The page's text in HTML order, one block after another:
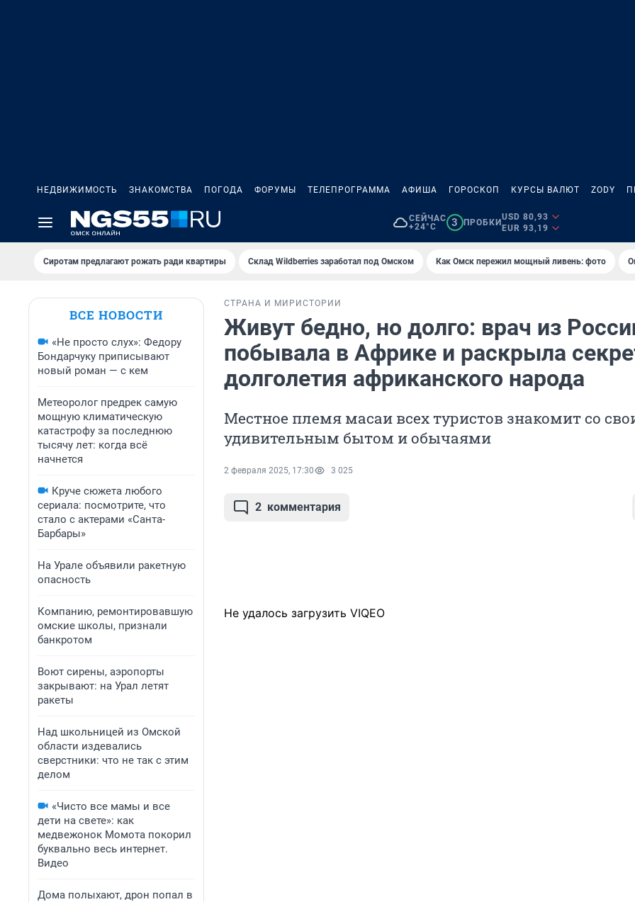
НЕДВИЖИМОСТЬ ЗНАКОМСТВА ПОГОДА ФОРУМЫ ТЕЛЕПРОГРАММА АФИША ГОРОСКОП КУРСЫ ВАЛЮТ ZODY
СЕЙЧАС
+24°C
3 ПРОБКИ
USD 80,93
EUR 93,19
Сиротам предлагают рожать ради квартиры Склад Wildberries заработал под Омском Как Омск пережил мощный ливень: фото
ВСЕ НОВОСТИ
«Не просто слух»: Федору
Бондарчуку приписывают
новый роман — с кем
Метеоролог предрек самую
мощную климатическую
катастрофу за последнюю
тысячу лет: когда всё
начнется
Круче сюжета любого
сериала: посмотрите, что
стало с актерами «Санта-
Барбары»
На Урале объявили ракетную
опасность
Компанию, ремонтировавшую
омские школы, признали
банкротом
Воют сирены, аэропорты
закрывают: на Урал летят
ракеты
Над школьницей из Омской
области издевались
сверстники: что не так с этим
делом
«Чисто все мамы и все
дети на свете»: как
медвежонок Момота покорил
буквально весь интернет.
Видео
Дома полыхают, дрон попал в
СТРАНА И МИР ИСТОРИИ
Живут бедно, но долго: врач из
побывала в Африке и раскрыла
долголетия африканского народа
Местное племя масаи всех туристов знакомит со
удивительным бытом и обычаями
2 февраля 2025, 17:30 3 025
2 комментария
Не удалось загрузить VIQEO